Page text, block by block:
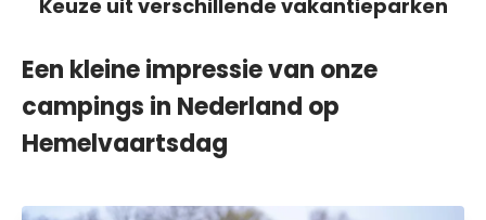
Keuze uit verschillende vakantieparken
Een kleine impressie van onze
campings in Nederland op
Hemelvaartsdag